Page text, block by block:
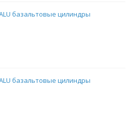
базальтовые цилиндры
базальтовые цилиндры